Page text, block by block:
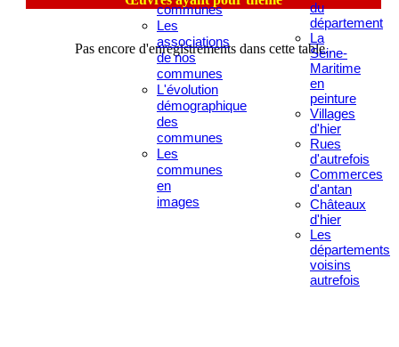
communes
Les
associations
de nos
communes
L'évolution
démographique
des
communes
Les
communes
en
images
du
département
La
Seine-
Maritime
en
peinture
Villages
d'hier
Rues
d'autrefois
Commerces
d'antan
Châteaux
d'hier
Les
départements
voisins
autrefois
Pas encore d'enregistrements dans cette table..